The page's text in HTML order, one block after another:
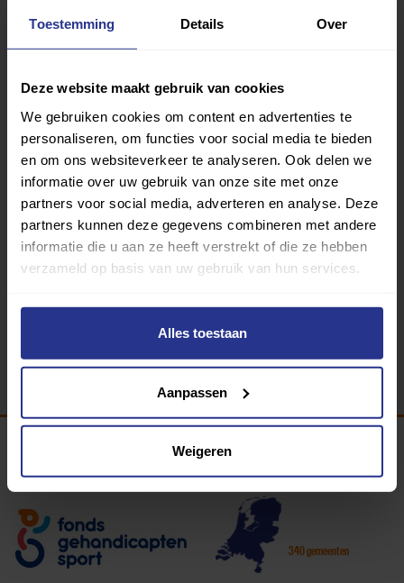
Toestemming Details Over
Deze website maakt gebruik van cookies
We gebruiken cookies om content en advertenties te
personaliseren, om functies voor social media te bieden
en om ons websiteverkeer te analyseren. Ook delen we
informatie over uw gebruik van onze site met onze
partners voor social media, adverteren en analyse. Deze
partners kunnen deze gegevens combineren met andere
informatie die u aan ze heeft verstrekt of die ze hebben
verzameld op basis van uw gebruik van hun services.
Alles toestaan
Aanpassen
Weigeren
Zeilen
Bolhaven
Terug
Programma van:
340 gemeenten